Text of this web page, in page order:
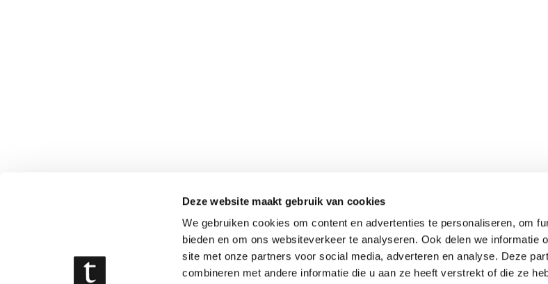
Deze website maakt gebruik van cookies
We gebruiken cookies om content en advertenties te personaliseren, om
bieden en om ons websiteverkeer te analyseren. Ook delen we informatie
site met onze partners voor social media, adverteren en analyse. Deze
combineren met andere informatie die u aan ze heeft verstrekt of die ze